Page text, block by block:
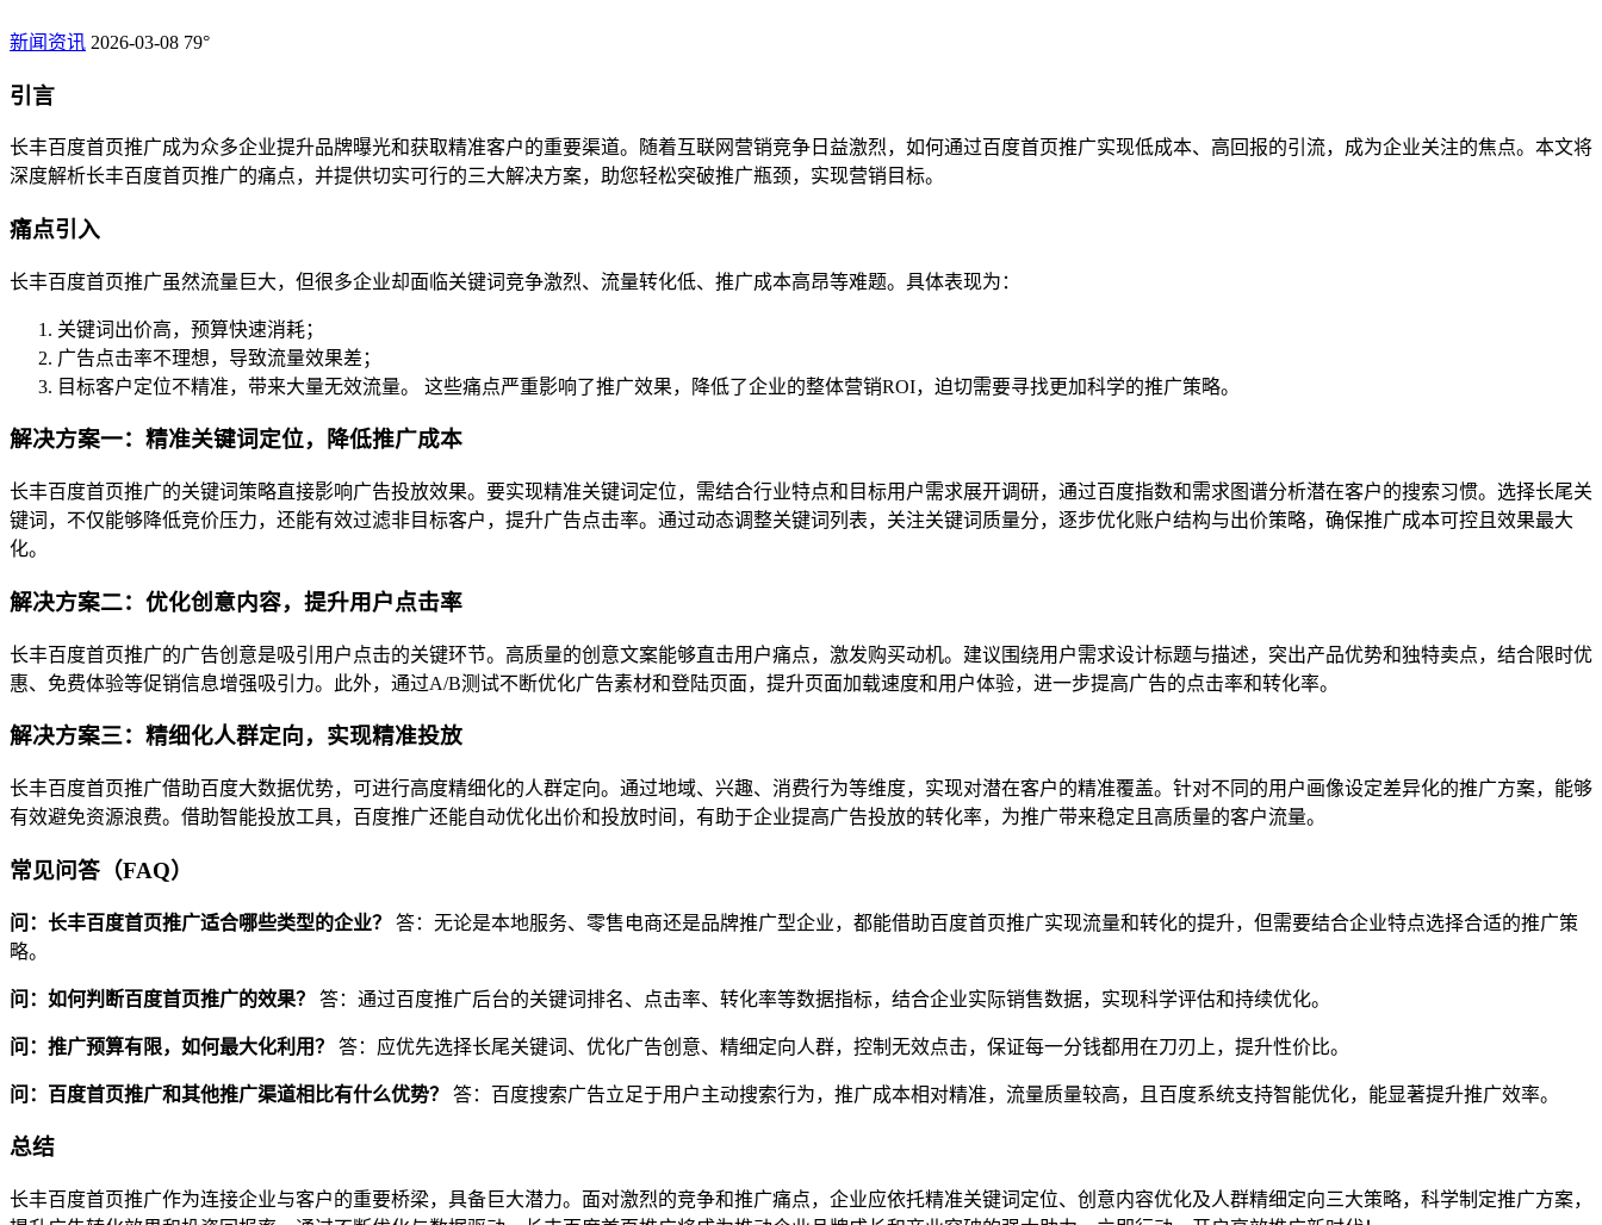
新闻资讯 2026-03-08 79°
引言
长丰百度首页推广成为众多企业提升品牌曝光和获取精准客户的重要渠道。随着互联网营销竞争日益激烈，如何通过百度首页推广实现低成本、高回报的引流，成为企业关注的焦点。本文将
深度解析长丰百度首页推广的痛点，并提供切实可行的三大解决方案，助您轻松突破推广瓶颈，实现营销目标。
痛点引入
长丰百度首页推广虽然流量巨大，但很多企业却面临关键词竞争激烈、流量转化低、推广成本高昂等难题。具体表现为：
关键词出价高，预算快速消耗；
广告点击率不理想，导致流量效果差；
目标客户定位不精准，带来大量无效流量。 这些痛点严重影响了推广效果，降低了企业的整体营销ROI，迫切需要寻找更加科学的推广策略。
解决方案一：精准关键词定位，降低推广成本
长丰百度首页推广的关键词策略直接影响广告投放效果。要实现精准关键词定位，需结合行业特点和目标用户需求展开调研，通过百度指数和需求图谱分析潜在客户的搜索习惯。选择长尾关
键词，不仅能够降低竞价压力，还能有效过滤非目标客户，提升广告点击率。通过动态调整关键词列表，关注关键词质量分，逐步优化账户结构与出价策略，确保推广成本可控且效果最大
化。
解决方案二：优化创意内容，提升用户点击率
长丰百度首页推广的广告创意是吸引用户点击的关键环节。高质量的创意文案能够直击用户痛点，激发购买动机。建议围绕用户需求设计标题与描述，突出产品优势和独特卖点，结合限时优
惠、免费体验等促销信息增强吸引力。此外，通过A/B测试不断优化广告素材和登陆页面，提升页面加载速度和用户体验，进一步提高广告的点击率和转化率。
解决方案三：精细化人群定向，实现精准投放
长丰百度首页推广借助百度大数据优势，可进行高度精细化的人群定向。通过地域、兴趣、消费行为等维度，实现对潜在客户的精准覆盖。针对不同的用户画像设定差异化的推广方案，能够
有效避免资源浪费。借助智能投放工具，百度推广还能自动优化出价和投放时间，有助于企业提高广告投放的转化率，为推广带来稳定且高质量的客户流量。
常见问答（FAQ）
问：长丰百度首页推广适合哪些类型的企业？
答：无论是本地服务、零售电商还是品牌推广型企业，都能借助百度首页推广实现流量和转化的提升，但需要结合企业特点选择合适的推广策
略。
问：如何判断百度首页推广的效果？ 答：通过百度推广后台的关键词排名、点击率、转化率等数据指标，结合企业实际销售数据，实现科学评估和持续优化。
问：推广预算有限，如何最大化利用？ 答：应优先选择长尾关键词、优化广告创意、精细定向人群，控制无效点击，保证每一分钱都用在刀刃上，提升性价比。
问：百度首页推广和其他推广渠道相比有什么优势？ 答：百度搜索广告立足于用户主动搜索行为，推广成本相对精准，流量质量较高，且百度系统支持智能优化，能显著提升推广效率。
总结
长丰百度首页推广作为连接企业与客户的重要桥梁，具备巨大潜力。面对激烈的竞争和推广痛点，企业应依托精准关键词定位、创意内容优化及人群精细定向三大策略，科学制定推广方案，